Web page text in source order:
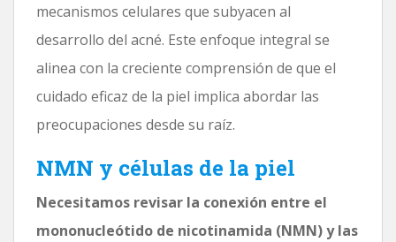
mecanismos celulares que subyacen al
desarrollo del acné. Este enfoque integral se
alinea con la creciente comprensión de que el
cuidado eficaz de la piel implica abordar las
preocupaciones desde su raíz.
NMN y células de la piel
Necesitamos revisar la conexión entre el
mononucleótido de nicotinamida (NMN) y las